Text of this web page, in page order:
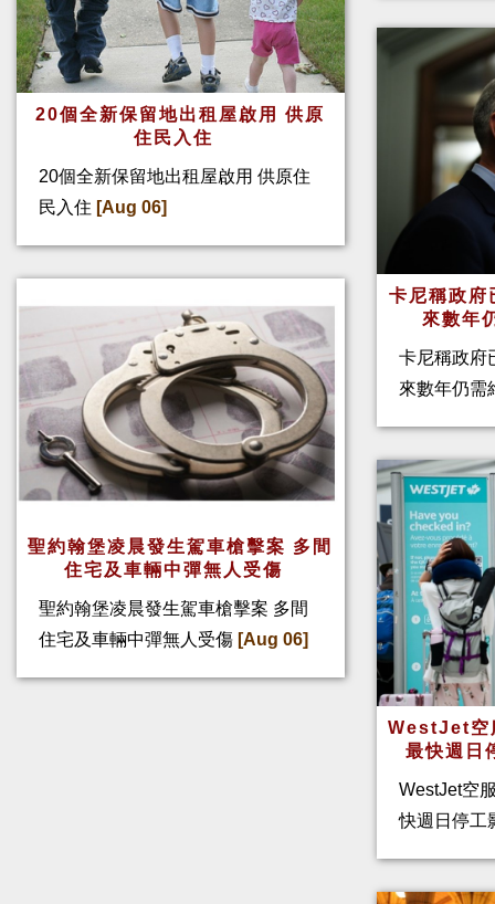
20個全新保留地出租屋啟用 供原
住民入住
20個全新保留地出租屋啟用 供原住
民入住 [Aug 06]
聖約翰堡凌晨發生駕車槍擊案 多間
住宅及車輛中彈無人受傷
聖約翰堡凌晨發生駕車槍擊案 多間
住宅及車輛中彈無人受傷 [Aug 06]
卡尼稱政府
來數年
卡尼稱政府
來數年仍需
WestJet空
最快週日
WestJet空
快週日停工